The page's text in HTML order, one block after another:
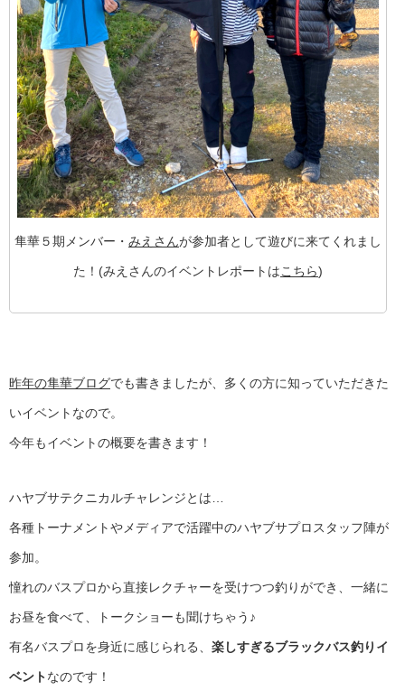
隼華５期メンバー・ みえさんが参加者として遊びに来てくれまし
た！(みえさんのイベントレポートはこちら)
昨年の隼華ブログでも書きましたが、多くの方に知っていただきた
いイベントなので。
今年もイベントの概要を書きます！
ハヤブサテクニカルチャレンジとは…
各種トーナメントやメディアで活躍中のハヤブサプロスタッフ陣が
参加。
憧れのバスプロから直接レクチャーを受けつつ釣りができ、一緒に
お昼を食べて、トークショーも聞けちゃう♪
有名バスプロを身近に感じられる、 楽しすぎるブラックバス釣りイ
ベントなのです！